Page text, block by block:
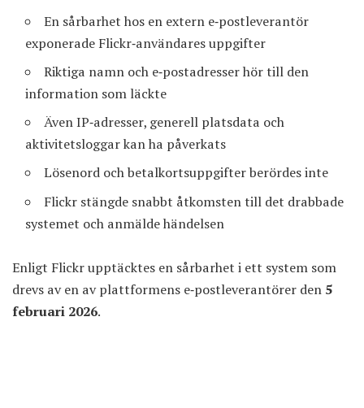
En sårbarhet hos en extern e‑postleverantör
exponerade Flickr‑användares uppgifter
Riktiga namn och e‑postadresser hör till den
information som läckte
Även IP‑adresser, generell platsdata och
aktivitetsloggar kan ha påverkats
Lösenord och betalkortsuppgifter berördes inte
Flickr stängde snabbt åtkomsten till det drabbade
systemet och anmälde händelsen
Enligt Flickr upptäcktes en sårbarhet i ett system som
drevs av en av plattformens e‑postleverantörer den 5
februari 2026.